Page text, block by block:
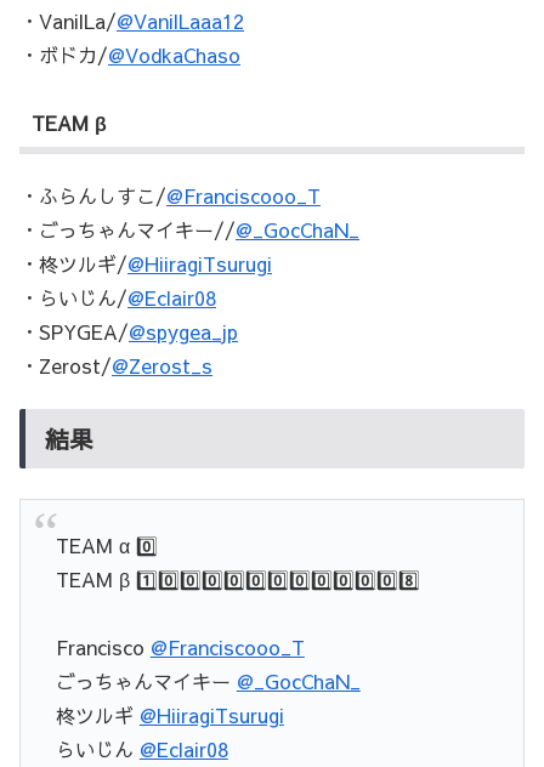
・VanilLa/@VanilLaaa12
・ボドカ/@VodkaChaso
TEAM β
・ふらんしすこ/@Franciscooo_T
・ごっちゃんマイキー//@_GocChaN_
・柊ツルギ/@HiiragiTsurugi
・らいじん/@Eclair08
・SPYGEA/@spygea_jp
・Zerost/@Zerost_s
結果
TEAM α 0️⃣
TEAM β 1️⃣0️⃣0️⃣0️⃣0️⃣0️⃣0️⃣0️⃣0️⃣0️⃣0️⃣0️⃣8️⃣
Francisco @Franciscooo_T
ごっちゃんマイキー @_GocChaN_
柊ツルギ @HiiragiTsurugi
らいじん @Eclair08